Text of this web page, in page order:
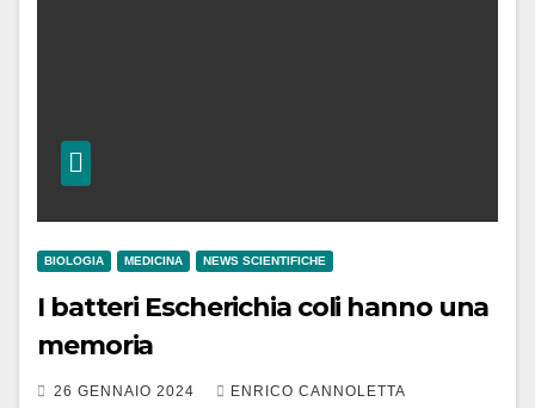
BIOLOGIA MEDICINA NEWS SCIENTIFICHE
I batteri Escherichia coli hanno una
memoria
26 GENNAIO 2024 ENRICO CANNOLETTA